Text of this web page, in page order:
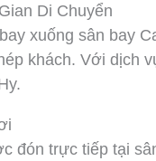
Di Chuyển
xuống sân bay
khách. Với dịch
đón trực tiếp tại